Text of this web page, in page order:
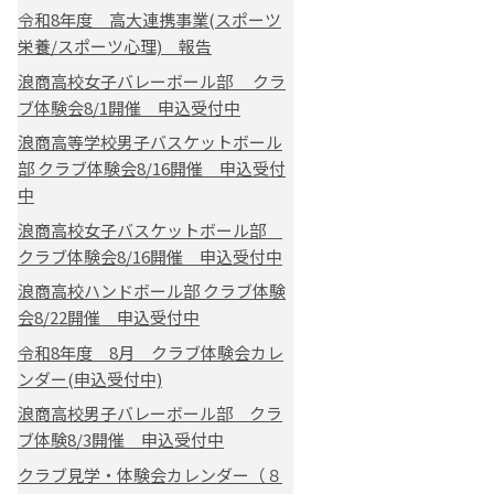
令和8年度 高大連携事業(スポーツ
栄養/スポーツ心理) 報告
浪商高校女子バレーボール部 クラ
ブ体験会8/1開催 申込受付中
浪商高等学校男子バスケットボール
部 クラブ体験会8/16開催 申込受付
中
浪商高校女子バスケットボール部
クラブ体験会8/16開催 申込受付中
浪商高校ハンドボール部 クラブ体験
会8/22開催 申込受付中
令和8年度 8月 クラブ体験会カレ
ンダー(申込受付中)
浪商高校男子バレーボール部 クラ
ブ体験8/3開催 申込受付中
クラブ見学・体験会カレンダー（８